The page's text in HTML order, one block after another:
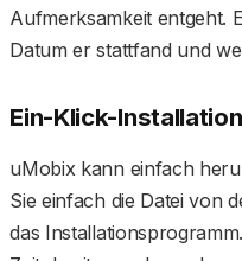
Aufmerksamkeit entgeht.
Datum er stattfand und
Ein-Klick-
uMobix kann einfach
Sie einfach die Datei von
das